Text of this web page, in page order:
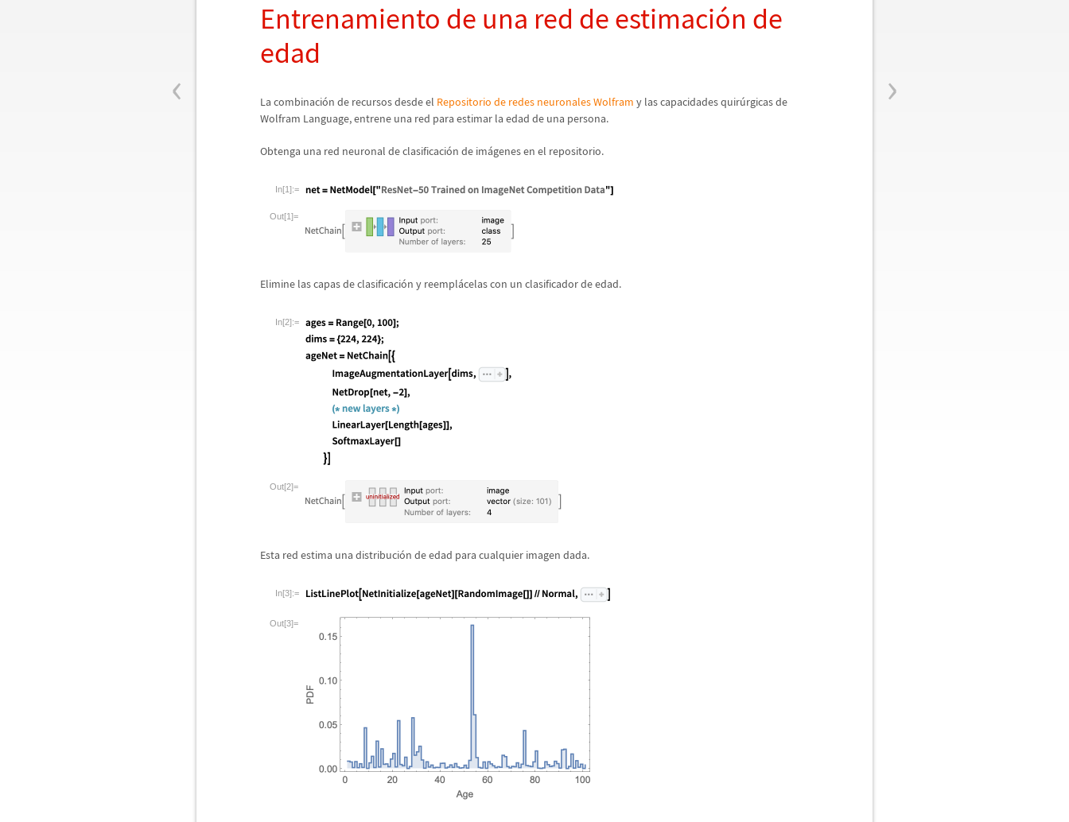
‹ ›
Entrenamiento de una red de estimación de
edad
La combinación de recursos desde el Repositorio de redes neuronales Wolfram y las capacidades quirúrgicas de
Wolfram Language, entrene una red para estimar la edad de una persona.
Obtenga una red neuronal de clasificación de imágenes en el repositorio.
In[1]:=
Out[1]=
Elimine las capas de clasificación y reemplácelas con un clasificador de edad.
In[2]:=
Out[2]=
Esta red estima una distribución de edad para cualquier imagen dada.
In[3]:=
Out[3]=